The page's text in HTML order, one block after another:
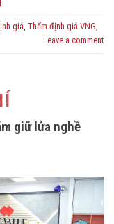
giá, Thẩm định giá VNG,
Leave a comment
giữ lửa nghề